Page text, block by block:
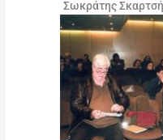
Σωκράτης